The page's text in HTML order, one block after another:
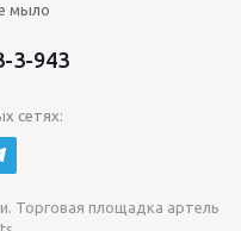
мыло
3-943
сетях:
Торговая площадка артель